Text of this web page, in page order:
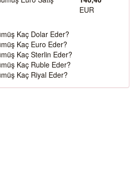
EUR
Kaç Dolar Eder?
Kaç Euro Eder?
Kaç Sterlin Eder?
Kaç Ruble Eder?
Kaç Riyal Eder?